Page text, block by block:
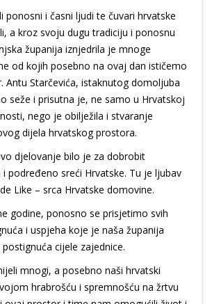
ponosni i časni ljudi te čuvari hrvatske
a kroz svoju dugu tradiciju i ponosnu
županija iznjedrila je mnoge
od kojih posebno na ovaj dan ističemo
Antu Starčevića, istaknutog domoljuba
seže i prisutna je, ne samo u Hrvatskoj
nego je obilježila i stvaranje
dijela hrvatskog prostora.
djelovanje bilo je za dobrobit
podređeno sreći Hrvatske. Tu je ljubav
Like – srca Hrvatske domovine.
godine, ponosno se prisjetimo svih
i uspjeha koje je naša županija
cijele zajednice.
mnogi, a posebno naši hrvatski
hrabrošću i spremnošću na žrtvu